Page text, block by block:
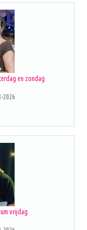
en zondag
2026
vrijdag